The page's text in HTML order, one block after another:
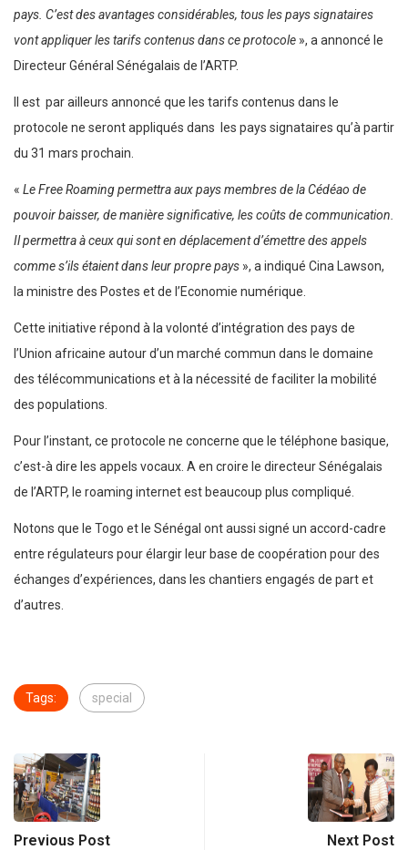
pays. C’est des avantages considérables, tous les pays signataires
vont appliquer les tarifs contenus dans ce protocole », a annoncé le
Directeur Général Sénégalais de l’ARTP.
Il est par ailleurs annoncé que les tarifs contenus dans le
protocole ne seront appliqués dans les pays signataires qu’à partir
du 31 mars prochain.
« Le Free Roaming permettra aux pays membres de la Cédéao de
pouvoir baisser, de manière significative, les coûts de communication.
Il permettra à ceux qui sont en déplacement d’émettre des appels
comme s’ils étaient dans leur propre pays », a indiqué Cina Lawson,
la ministre des Postes et de l’Economie numérique.
Cette initiative répond à la volonté d’intégration des pays de
l’Union africaine autour d’un marché commun dans le domaine
des télécommunications et à la nécessité de faciliter la mobilité
des populations.
Pour l’instant, ce protocole ne concerne que le téléphone basique,
c’est-à dire les appels vocaux. A en croire le directeur Sénégalais
de l’ARTP, le roaming internet est beaucoup plus compliqué.
Notons que le Togo et le Sénégal ont aussi signé un accord-cadre
entre régulateurs pour élargir leur base de coopération pour des
échanges d’expériences, dans les chantiers engagés de part et
d’autres.
Tags: special
Previous Post Next Post